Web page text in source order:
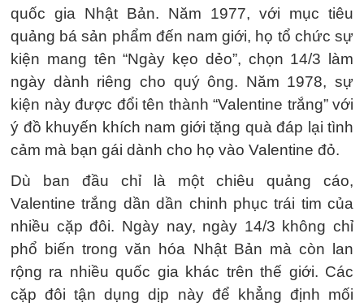
quốc gia Nhật Bản. Năm 1977, với mục tiêu
quảng bá sản phẩm đến nam giới, họ tổ chức sự
kiện mang tên “Ngày kẹo dẻo”, chọn 14/3 làm
ngày dành riêng cho quý ông. Năm 1978, sự
kiện này được đổi tên thành “Valentine trắng” với
ý đồ khuyến khích nam giới tặng quà đáp lại tình
cảm mà bạn gái dành cho họ vào Valentine đỏ.
Dù ban đầu chỉ là một chiêu quảng cáo,
Valentine trắng dần dần chinh phục trái tim của
nhiều cặp đôi. Ngày nay, ngày 14/3 không chỉ
phổ biến trong văn hóa Nhật Bản mà còn lan
rộng ra nhiều quốc gia khác trên thế giới. Các
cặp đôi tận dụng dịp này để khẳng định mối